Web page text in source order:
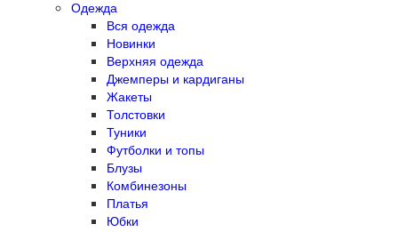
Одежда
Вся одежда
Новинки
Верхняя одежда
Джемперы и кардиганы
Жакеты
Толстовки
Туники
Футболки и топы
Блузы
Комбинезоны
Платья
Юбки